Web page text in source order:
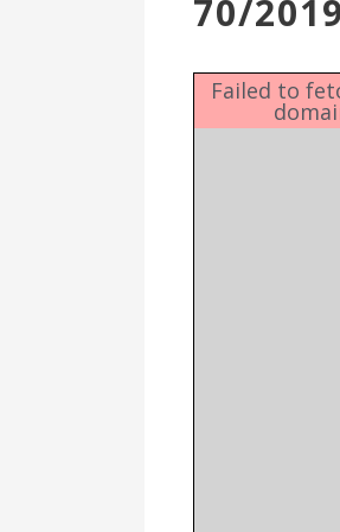
70/2019
Failed to